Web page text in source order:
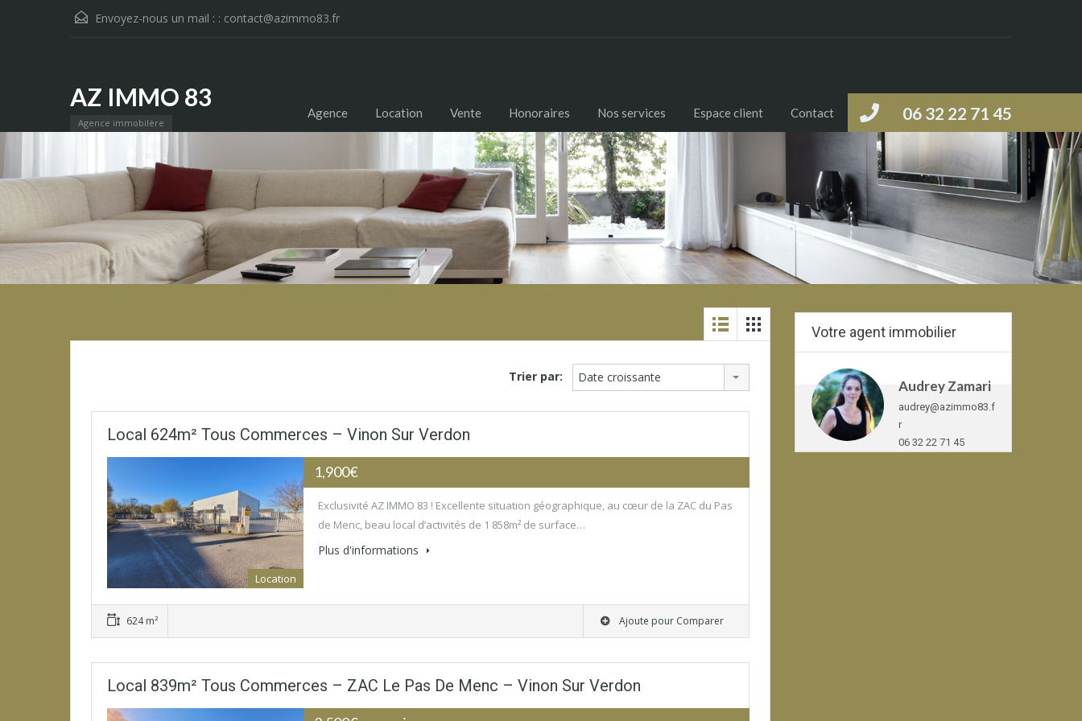
Envoyez-nous un mail : : contact@azimmo83.fr
AZ IMMO 83
Agence immobilère 06 32 22 71 45
Agence Location Vente Honoraires Nos services Espace client Contact
Trier par: Date croissante
Local 624m² Tous Commerces – Vinon Sur Verdon
Location
1,900€
Exclusivité AZ IMMO 83 ! Excellente situation géographique, au cœur de la ZAC du Pas
de Menc, beau local d’activités de 1 858m² de surface…
Plus d'informations
624 m² Ajoute pour Comparer
Local 839m² Tous Commerces – ZAC Le Pas De Menc – Vinon Sur Verdon
Votre agent immobilier
Audrey Zamari
audrey@azimmo83.f
r
06 32 22 71 45